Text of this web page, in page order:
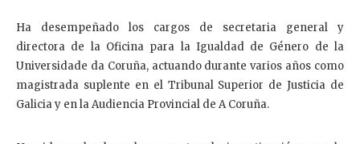
Ha desempeñado los cargos de secretaria general y
directora de la Oficina para la Igualdad de Género de la
Universidade da Coruña, actuando durante varios años como
magistrada suplente en el Tribunal Superior de Justicia de
Galicia y en la Audiencia Provincial de A Coruña.